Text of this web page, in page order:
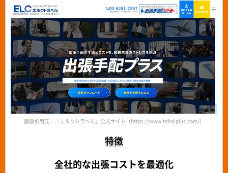
画像引用元：「エルクトラベル」公式サイト（https://www.tehaiplus.com/）
特徴
全社的な出張コストを最適化